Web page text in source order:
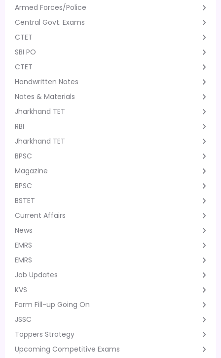
Armed Forces/Police
Central Govt. Exams
CTET
SBI PO
CTET
Handwritten Notes
Notes & Materials
Jharkhand TET
RBI
Jharkhand TET
BPSC
Magazine
BPSC
BSTET
Current Affairs
News
EMRS
EMRS
Job Updates
KVS
Form Fill-up Going On
JSSC
Toppers Strategy
Upcoming Competitive Exams